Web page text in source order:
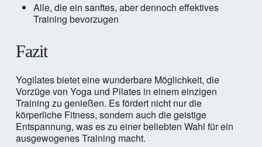
Alle, die ein sanftes, aber dennoch effektives
Training bevorzugen
Fazit
Yogilates bietet eine wunderbare Möglichkeit, die
Vorzüge von Yoga und Pilates in einem einzigen
Training zu genießen. Es fördert nicht nur die
körperliche Fitness, sondern auch die geistige
Entspannung, was es zu einer beliebten Wahl für ein
ausgewogenes Training macht.